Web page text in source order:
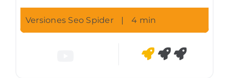
Versiones Seo Spider | 4 min